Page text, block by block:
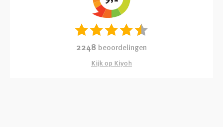
2248 beoordelingen
Kijk op Kiyoh